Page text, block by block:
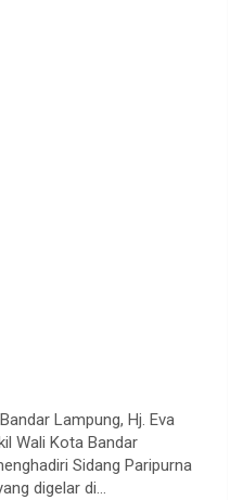
Lampung, Hj. Eva
Wali Kota Bandar
Sidang Paripurna
digelar di…